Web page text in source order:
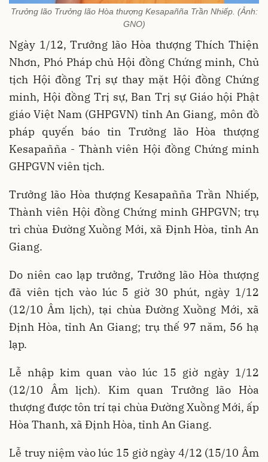
Trưởng lão Trưởng lão Hòa thượng Kesapañña Trần Nhiếp. (Ảnh:
GNO)
Ngày 1/12, Trưởng lão Hòa thượng Thích Thiện
Nhơn, Phó Pháp chủ Hội đồng Chứng minh, Chủ
tịch Hội đồng Trị sự thay mặt Hội đồng Chứng
minh, Hội đồng Trị sự, Ban Trị sự Giáo hội Phật
giáo Việt Nam (GHPGVN) tỉnh An Giang, môn đồ
pháp quyến báo tin Trưởng lão Hòa thượng
Kesapañña - Thành viên Hội đồng Chứng minh
GHPGVN viên tịch.
Trưởng lão Hòa thượng Kesapañña Trần Nhiếp,
Thành viên Hội đồng Chứng minh GHPGVN; trụ
trì chùa Đường Xuồng Mới, xã Định Hòa, tỉnh An
Giang.
Do niên cao lạp trưởng, Trưởng lão Hòa thượng
đã viên tịch vào lúc 5 giờ 30 phút, ngày 1/12
(12/10 Âm lịch), tại chùa Đường Xuồng Mới, xã
Định Hòa, tỉnh An Giang; trụ thế 97 năm, 56 hạ
lạp.
Lễ nhập kim quan vào lúc 15 giờ ngày 1/12
(12/10 Âm lịch). Kim quan Trưởng lão Hòa
thượng được tôn trí tại chùa Đường Xuồng Mới, ấp
Hòa Thanh, xã Định Hòa, tỉnh An Giang.
Lễ truy niệm vào lúc 15 giờ ngày 4/12 (15/10 Âm